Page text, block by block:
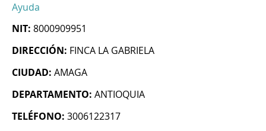
Ayuda
NIT: 8000909951
DIRECCIÓN: FINCA LA GABRIELA
CIUDAD: AMAGA
DEPARTAMENTO: ANTIOQUIA
TELÉFONO: 3006122317